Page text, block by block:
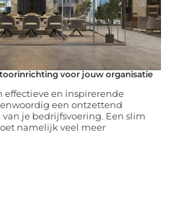
voor jouw organisatie
effectieve en inspirerende
een ontzettend
je bedrijfsvoering. Een slim
namelijk veel meer